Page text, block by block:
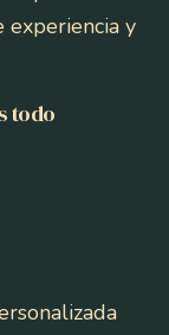
experiencia y
todo